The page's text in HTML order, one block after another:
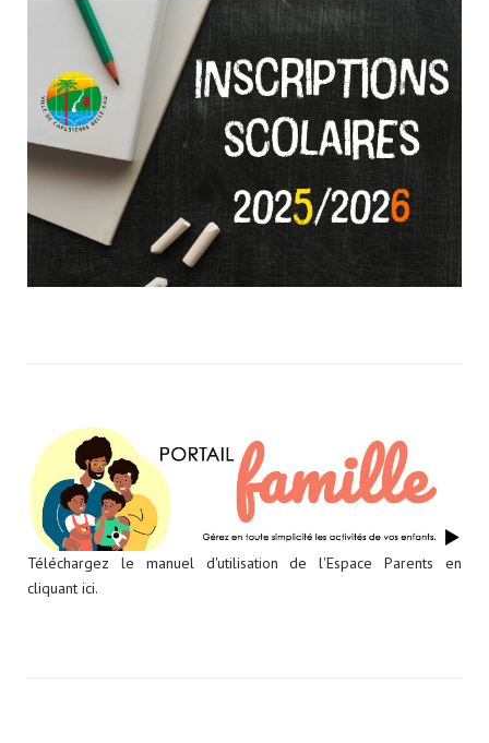
Téléchargez le manuel d'utilisation de l'Espace Parents en
cliquant ici.